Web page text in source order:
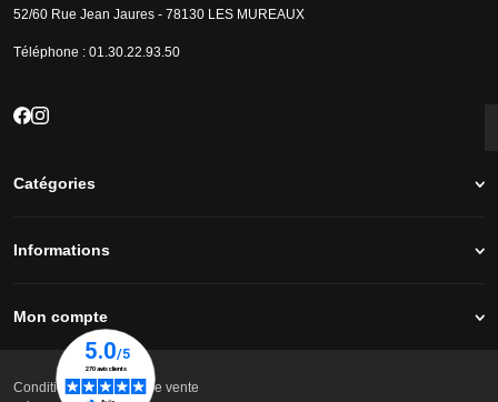
52/60 Rue Jean Jaures - 78130 LES MUREAUX
Téléphone : 01.30.22.93.50
Catégories
Informations
Mon compte
Conditions générales de vente